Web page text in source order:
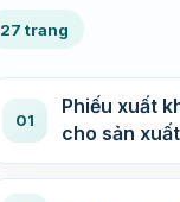
27 trang
01
Phiếu xuất
cho sản